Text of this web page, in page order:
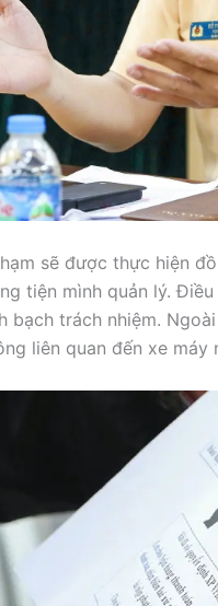
sẽ được thực hiện
tiện mình quản lý.
bạch trách nhiệm.
liên quan đến xe máy